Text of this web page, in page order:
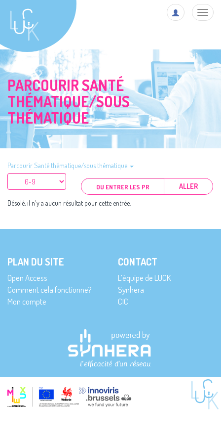
PARCOURIR SANTÉ
THÉMATIQUE/SOUS
THÉMATIQUE
Parcourir Santé thématique/sous thématique
ALLER
Désolé, il n'y a aucun résultat pour cette entrée.
PLAN DU SITE
Open Access
Comment cela fonctionne?
Mon compte
CONTACT
L’équipe de LUCK
Synhera
CIC